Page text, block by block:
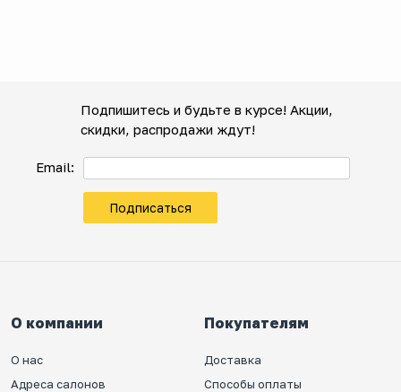
Подпишитесь и будьте в курсе! Акции,
скидки, распродажи ждут!
Email:
Подписаться
О компании
О нас
Адреса салонов
Покупателям
Доставка
Способы оплаты